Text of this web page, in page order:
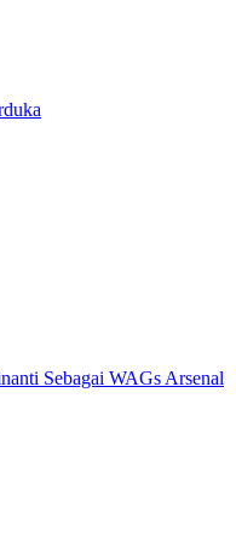
Sebagai WAGs Arsenal